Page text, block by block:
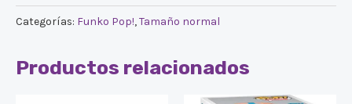
Categorías: Funko Pop!,Tamaño normal
Productos relacionados